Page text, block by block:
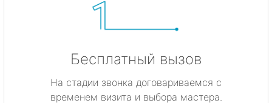
Бесплатный вызов
На стадии звонка договариваемся с
временем визита и выбора мастера.